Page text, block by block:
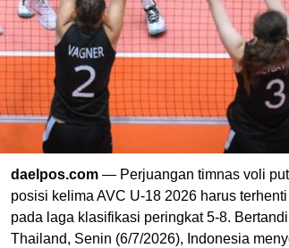
daelpos.com — Perjuangan timnas voli
posisi kelima AVC U-18 2026 harus
pada laga klasifikasi peringkat 5-8.
Thailand, Senin (6/7/2026), Indonesia